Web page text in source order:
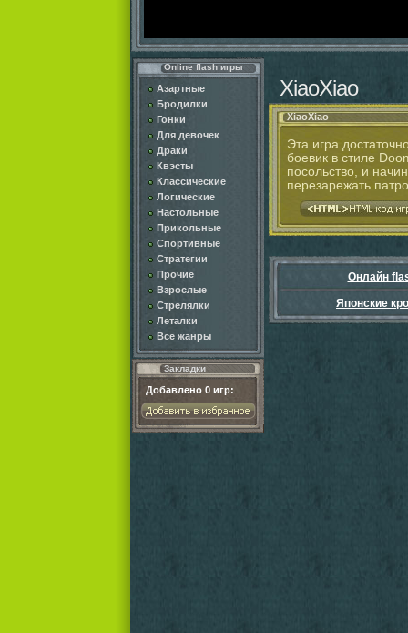
Online flash игры
Азартные
Бродилки
Гонки
Для девочек
Драки
Квэсты
Классические
Логические
Настольные
Прикольные
Спортивные
Стратегии
Прочие
Взрослые
Стрелялки
Леталки
Все жанры
Закладки
Добавлено 0 игр:
XiaoXiao
XiaoXiao
Эта игра
боевик в стиле
посольство, и
перезарежать
Онлайн
Японские